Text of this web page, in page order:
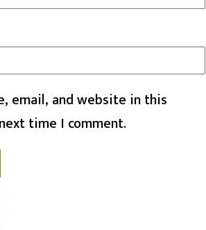
email, and website in this
time I comment.